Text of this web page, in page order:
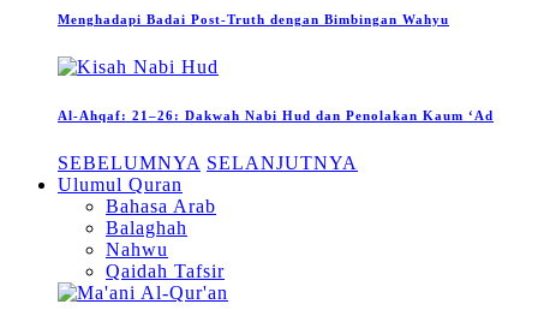
Menghadapi Badai Post-Truth dengan Bimbingan Wahyu
Al-Ahqaf: 21–26: Dakwah Nabi Hud dan Penolakan Kaum ‘Ad
SEBELUMNYA SELANJUTNYA
Ulumul Quran
Bahasa Arab
Balaghah
Nahwu
Qaidah Tafsir